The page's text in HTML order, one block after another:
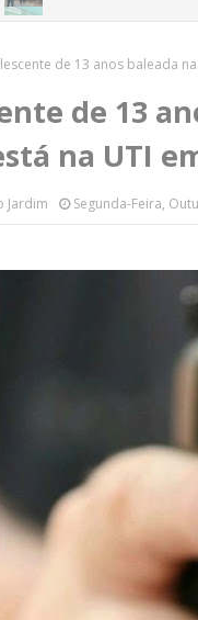
de 13 anos baleada
de 13
na UTI
Jardim Segunda-Feira,